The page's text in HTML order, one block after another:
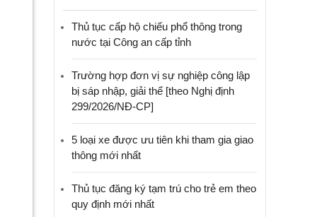
Thủ tục cấp hộ chiếu phổ thông trong
nước tại Công an cấp tỉnh
Trường hợp đơn vị sự nghiệp công lập
bị sáp nhập, giải thể [theo Nghị định
299/2026/NĐ-CP]
5 loại xe được ưu tiên khi tham gia giao
thông mới nhất
Thủ tục đăng ký tạm trú cho trẻ em theo
quy định mới nhất